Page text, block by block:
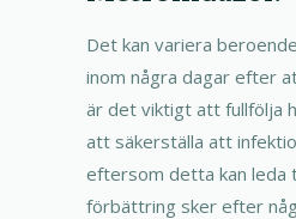
Det kan variera
inom några dagar efter
är det viktigt att fullfölja
att säkerställa att
eftersom detta kan leda
förbättring sker efter